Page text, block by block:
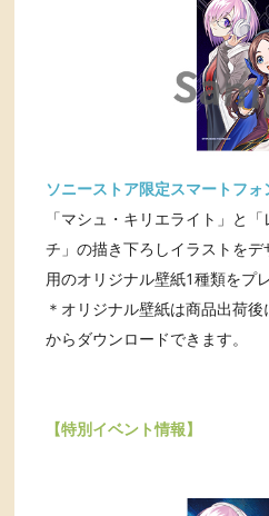
ソニーストア限定スマートフ
「マシュ・キリエライト」と
チ」の描き下ろしイラストを
用のオリジナル壁紙1種類をプ
＊オリジナル壁紙は商品出荷
からダウンロードできます。
【特別イベント情報】